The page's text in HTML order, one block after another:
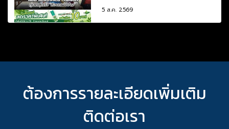
5 ส.ค. 2569
ต้องการรายละเอียดเพิ่มเติม
ติดต่อเรา